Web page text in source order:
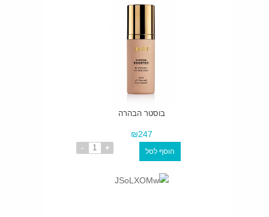
בוסטר הבהרה
₪247